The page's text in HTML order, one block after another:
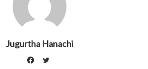
Jugurtha Hanachi
Twitter